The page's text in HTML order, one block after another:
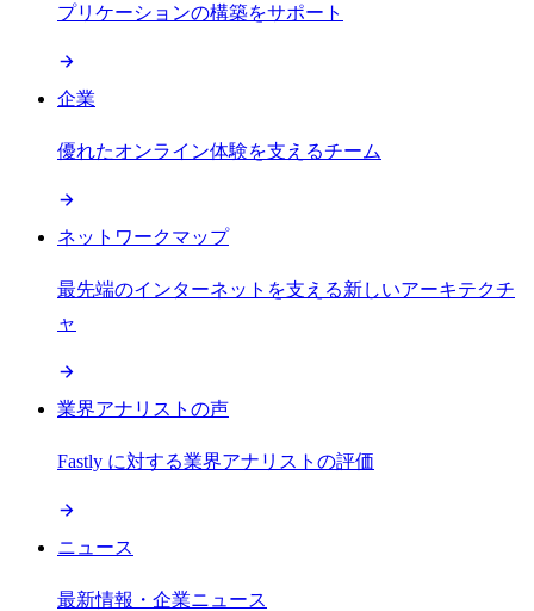
プリケーションの構築をサポート
企業
優れたオンライン体験を支えるチーム
ネットワークマップ
最先端のインターネットを支える新しいアーキテクチ
ャ
業界アナリストの声
Fastly に対する業界アナリストの評価
ニュース
最新情報・企業ニュース